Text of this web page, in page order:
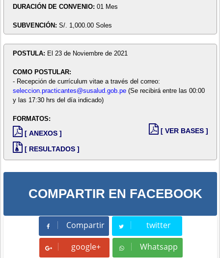
DURACIÓN DE CONVENIO: 01 Mes
SUBVENCIÓN: S/. 1,000.00 Soles
POSTULA: El 23 de Noviembre de 2021
COMO POSTULAR:
- Recepción de currículum vitae a través del correo:
seleccion.practicantes@susalud.gob.pe (Se recibirá entre las 00:00
y las 17:30 hrs del día indicado)
FORMATOS:
[ ANEXOS ]
[ RESULTADOS ]
[ VER BASES ]
COMPARTIR EN FACEBOOK
Compartir
Compartir twitter
Tweet
google+ Whatsapp
Whatsapp